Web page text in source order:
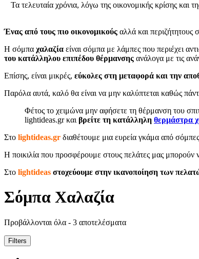
Τα τελευταία χρόνια, λόγω της οικονομικής κρίσης και
Ένας από τους πιο οικονομικούς αλλά και περιζήτητους
Η σόμπα χαλαζία είναι σόμπα με λάμπες που περιέχει
του κατάλληλου επιπέδου θέρμανσης ανάλογα με τις
Επίσης, είναι μικρές, εύκολες στη μεταφορά και την
Παρόλα αυτά, καλό θα είναι να μην καλύπτεται καθώς
Φέτος το χειμώνα μην αφήσετε τη θέρμανση του
lightideas.gr και βρείτε τη κατάλληλη θερμάστρα
Στο lightideas.gr διαθέτουμε μια ευρεία γκάμα από σόμπες
Η ποικιλία που προσφέρουμε στους πελάτες μας μπορούν
Στο lightideas στοχεύουμε στην ικανοποίηση των
Σόμπα Χαλαζία
Προβάλλονται όλα - 3 αποτελέσματα
Filters